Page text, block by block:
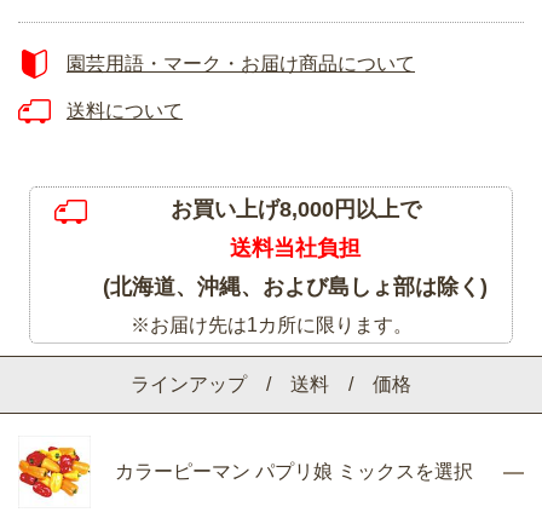
ラインアップ / 送料 / 価格
カラーピーマン パプリ娘 ミックスを選択
園芸用語・マーク・お届け商品について
送料について
お買い上げ8,000円以上で
送料当社負担
(北海道、沖縄、および島しょ部は除く)
※お届け先は1カ所に限ります。